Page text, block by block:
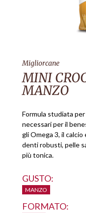
Migliorcane
MINI
MANZO
Formula studiata
necessari per il
gli Omega 3, il
denti robusti, pelle
più tonica.
GUSTO:
MANZO
FORMATO: